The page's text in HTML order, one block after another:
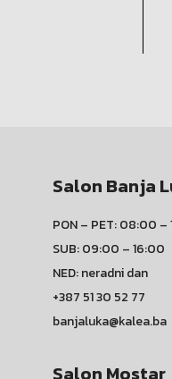
Salon Banja
PON – PET: 08:00 –
SUB: 09:00 – 16:00
NED: neradni dan
+387 51 30 52 77
banjaluka@kalea.ba
Salon Mostar